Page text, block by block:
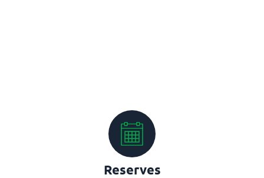
Reserves